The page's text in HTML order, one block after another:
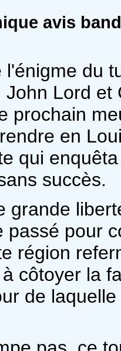
avis
du
John Lord
prochain
en
qui
succès.
grande
passé pour
région
côtoyer la
de